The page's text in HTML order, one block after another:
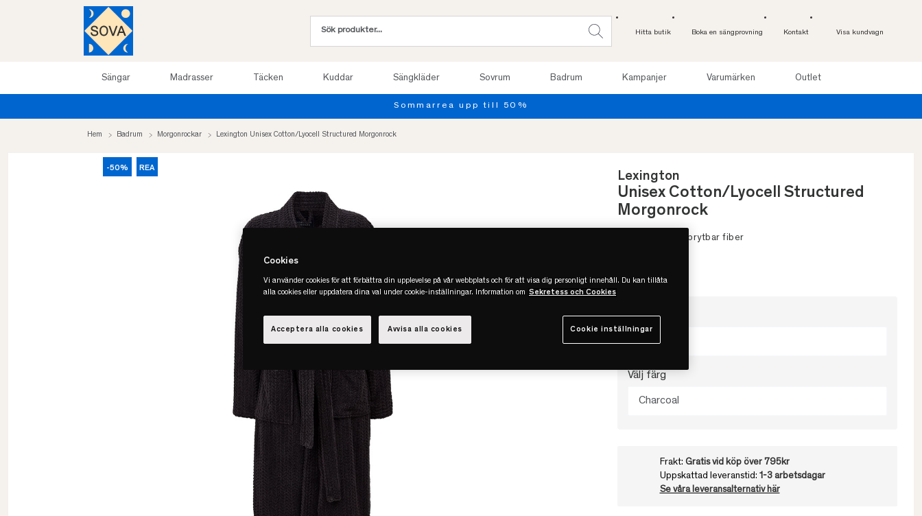
Hitta butik Boka en sängprovning Kontakt Visa kundvagn
Sängar Madrasser Täcken Kuddar Sängkläder Sovrum Badrum Kampanjer Varumärken Outlet
Hem Badrum Morgonrockar Lexington Unisex Cotton/Lyocell Structured Morgonrock
-50% REA
Lexington
Unisex Cotton/Lyocell Structured
Morgonrock
• Biologiskt nedbrytbar fiber
Välj storlek
XS
Välj färg
Charcoal
Frakt: Gratis vid köp över 795kr
Uppskattad leveranstid: 1-3 arbetsdagar
Se våra leveransalternativ här
Cookies
Vi använder cookies för att förbättra din upplevelse på vår webbplats och för att visa dig personligt innehåll. Du kan tillåta
alla cookies eller uppdatera dina val under cookie-inställningar. Information om Sekretess och Cookies
Cookie inställningar
Avvisa alla cookies
Acceptera alla cookies